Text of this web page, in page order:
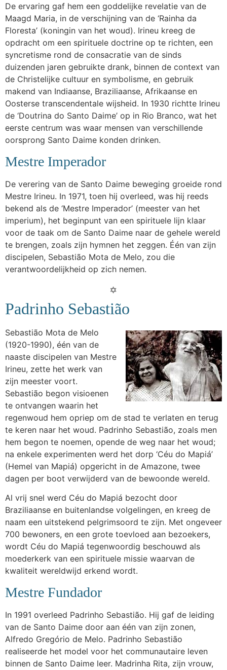
De ervaring gaf hem een goddelijke revelatie van de
Maagd Maria, in de verschijning van de ‘Rainha da
Floresta’ (koningin van het woud). Irineu kreeg de
opdracht om een spirituele doctrine op te richten, een
syncretisme rond de consacratie van de sinds
duizenden jaren gebruikte drank, binnen de context van
de Christelijke cultuur en symbolisme, en gebruik
makend van Indiaanse, Braziliaanse, Afrikaanse en
Oosterse transcendentale wijsheid. In 1930 richtte Irineu
de ‘Doutrina do Santo Daime’ op in Rio Branco, wat het
eerste centrum was waar mensen van verschillende
oorsprong Santo Daime konden drinken.
Mestre Imperador
De verering van de Santo Daime beweging groeide rond
Mestre Irineu. In 1971, toen hij overleed, was hij reeds
bekend als de ‘Mestre Imperador’ (meester van het
imperium), het beginpunt van een spirituele lijn klaar
voor de taak om de Santo Daime naar de gehele wereld
te brengen, zoals zijn hymnen het zeggen. Één van zijn
discipelen, Sebastião Mota de Melo, zou die
verantwoordelijkheid op zich nemen.
Padrinho Sebastião
Sebastião Mota de Melo
(1920-1990), één van de
naaste discipelen van Mestre
Irineu, zette het werk van
zijn meester voort.
Sebastião begon visioenen
te ontvangen waarin het
regenwoud hem opriep om de stad te verlaten en terug
te keren naar het woud. Padrinho Sebastião, zoals men
hem begon te noemen, opende de weg naar het woud;
na enkele experimenten werd het dorp ‘Céu do Mapiá’
(Hemel van Mapiá) opgericht in de Amazone, twee
dagen per boot verwijderd van de bewoonde wereld.
Al vrij snel werd Céu do Mapiá bezocht door
Braziliaanse en buitenlandse volgelingen, en kreeg de
naam een uitstekend pelgrimsoord te zijn. Met ongeveer
700 bewoners, en een grote toevloed aan bezoekers,
wordt Céu do Mapiá tegenwoordig beschouwd als
moederkerk van een spirituele missie waarvan de
kwaliteit wereldwijd erkend wordt.
Mestre Fundador
In 1991 overleed Padrinho Sebastião. Hij gaf de leiding
van de Santo Daime door aan één van zijn zonen,
Alfredo Gregório de Melo. Padrinho Sebastião
realiseerde het model voor het communautaire leven
binnen de Santo Daime leer. Madrinha Rita, zijn vrouw,